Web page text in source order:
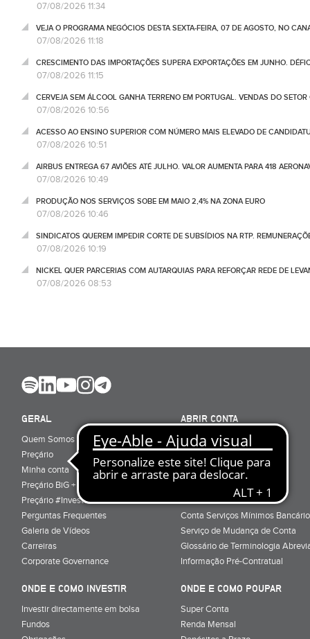
07/08/2026 11:34
VEJA O PROGRAMA NEGÓCIOS DESTA SEXTA-FEIRA, 07 DE AGOSTO, NO
07/08/2026 11:18
CRESCIMENTO DAS IMPORTAÇÕES SUPERA EXPORTAÇÕES EM JUNHO.
07/08/2026 11:15
CERVEJA SEM ÁLCOOL GANHA TERRENO EM PORTUGAL. VENDAS DO
07/08/2026 10:56
ACESSO AO ENSINO SUPERIOR COM NÚMERO MAIS ELEVADO DE
07/08/2026 10:51
AIRBUS ENTREGA 67 AVIÕES ATÉ JULHO. VALOR AUMENTA PARA 418
07/08/2026 10:49
PRODUÇÃO NOS SERVIÇOS SOBE EM MAIO 2,4% NA ZONA EURO
07/08/2026 10:46
SINDICATOS QUEREM IMPEDIR CORTE DE SUBSÍDIOS NA RTP.
07/08/2026 10:19
NICKEL QUER PARCERIAS COM AUTARQUIAS PARA REFORÇAR REDE DE
07/08/2026 08:53
GERAL
Quem Somos
Preçário
Minha conta
Preçário BiG +
Preçário #Investe_no_Futuro
Perguntas Frequentes
Galeria de Vídeos
Carreiras
Corporate Governance
ABRIR CONTA
Porquê ser cliente
Particulares
Júnior (sub-18)
Cartões
Conta Serviços Mínimos
Serviço de Mudança de Conta
Glossário de Terminologia
Informação Pré-Contratual
ONDE E COMO INVESTIR
Investir directamente em bolsa
Fundos
ONDE E COMO POUPAR
Super Conta
Renda Mensal